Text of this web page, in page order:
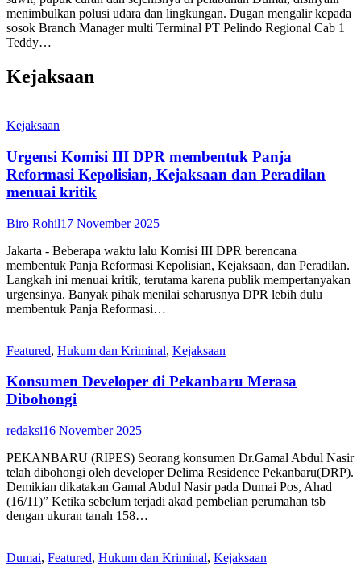
menimbulkan polusi udara dan lingkungan. Dugan mengalir kepada
sosok Branch Manager multi Terminal PT Pelindo Regional Cab 1
Teddy…
Kejaksaan
Kejaksaan
Urgensi Komisi III DPR membentuk Panja
Reformasi Kepolisian, Kejaksaan dan Peradilan
menuai kritik
Biro Rohil17 November 2025
Jakarta - Beberapa waktu lalu Komisi III DPR berencana
membentuk Panja Reformasi Kepolisian, Kejaksaan, dan Peradilan.
Langkah ini menuai kritik, terutama karena publik mempertanyakan
urgensinya. Banyak pihak menilai seharusnya DPR lebih dulu
membentuk Panja Reformasi…
Featured, Hukum dan Kriminal, Kejaksaan
Konsumen Developer di Pekanbaru Merasa
Dibohongi
redaksi16 November 2025
PEKANBARU (RIPES) Seorang konsumen Dr.Gamal Abdul Nasir
telah dibohongi oleh developer Delima Residence Pekanbaru(DRP).
Demikian dikatakan Gamal Abdul Nasir pada Dumai Pos, Ahad
(16/11)” Ketika sebelum terjadi akad pembelian perumahan tsb
dengan ukuran tanah 158…
Dumai, Featured, Hukum dan Kriminal, Kejaksaan